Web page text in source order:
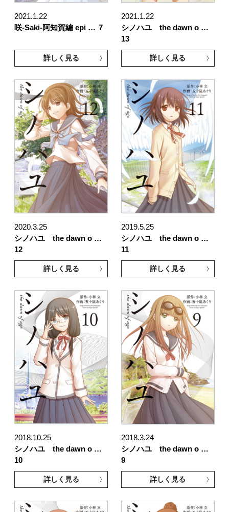
2021.1.22
咲-Saki-阿知賀編 epi … 7
詳しく見る
2021.1.22
シノハユ the dawn o …
13
詳しく見る
2020.3.25
シノハユ the dawn o …
12
詳しく見る
2019.5.25
シノハユ the dawn o …
11
詳しく見る
2018.10.25
シノハユ the dawn o …
10
詳しく見る
2018.3.24
シノハユ the dawn o …
9
詳しく見る